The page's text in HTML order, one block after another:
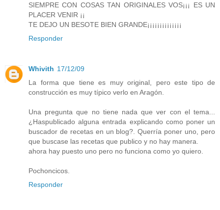
SIEMPRE CON COSAS TAN ORIGINALES VOS¡¡¡ ES UN
PLACER VENIR ¡¡
TE DEJO UN BESOTE BIEN GRANDE¡¡¡¡¡¡¡¡¡¡¡¡¡¡
Responder
Whivith 17/12/09
La forma que tiene es muy original, pero este tipo de
construcción es muy típico verlo en Aragón.
Una pregunta que no tiene nada que ver con el tema...
¿Haspublicado alguna entrada explicando como poner un
buscador de recetas en un blog?. Querría poner uno, pero
que buscase las recetas que publico y no hay manera.
ahora hay puesto uno pero no funciona como yo quiero.
Pochoncicos.
Responder